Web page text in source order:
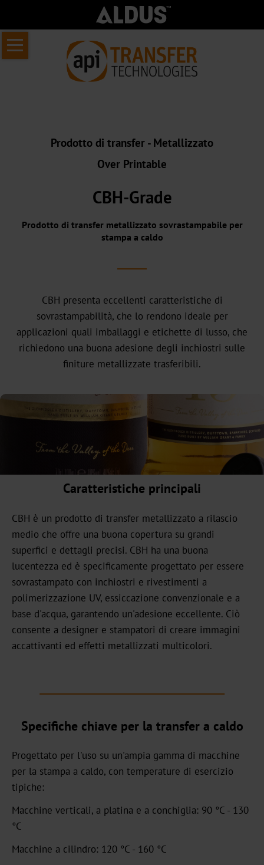
Salta
Home
Il
nostra
storia
Sostenibilità
Produzione
Conformità
Riciclaggio
Carriera
Notizie
Portale
di
notizie
Fiere
Transfer
caldo
Standard
OXN
Prodotto di transfer - Metallizzato
Over Printable
CBH-Grade
Prodotto di transfer metallizzato sovrastampabile per
stampa a caldo
CBH presenta eccellenti caratteristiche di
sovrastampabilità, che lo rendono ideale per
applicazioni quali imballaggi e etichette di lusso, che
richiedono una buona adesione degli inchiostri sulle
finiture metallizzate trasferibili.
Caratteristiche principali
CBH è un prodotto di transfer metallizzato a rilascio
medio che offre una buona copertura su grandi
superfici e dettagli precisi. CBH ha una buona
lucentezza ed è specificamente progettato per essere
sovrastampato con inchiostri e rivestimenti a
polimerizzazione UV, essiccazione convenzionale e a
base d'acqua, garantendo un'adesione eccellente. Ciò
consente a designer e stampatori di creare immagini
accattivanti ed effetti metallizzati multicolori.
Specifiche chiave per la transfer a caldo
Progettato per l'uso su un'ampia gamma di macchine
per la stampa a caldo, con temperature di esercizio
tipiche:
Macchine verticali, a platina e a conchiglia: 90 °C - 130
°C
Macchine a cilindro: 120 °C - 160 °C